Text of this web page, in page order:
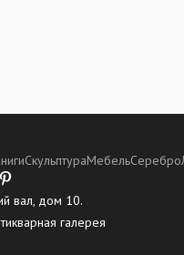
СкульптураМебельСеребро
вал, дом 10.
галерея